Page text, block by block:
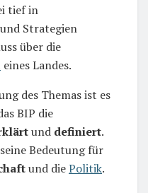
tief in
Strategien
über die
eines Landes.
des Themas ist es
BIP die
und definiert.
Bedeutung für
und diePolitik.